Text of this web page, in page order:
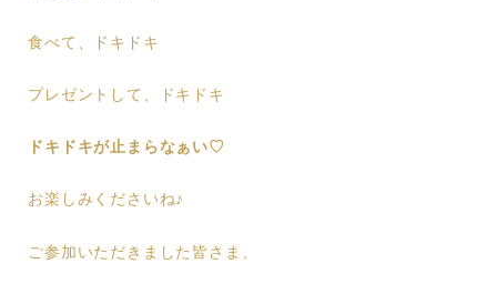
食べて、ドキドキ
プレゼントして、ドキドキ
ドキドキが止まらなぁい♡
お楽しみくださいね♪
ご参加いただきました皆さま、